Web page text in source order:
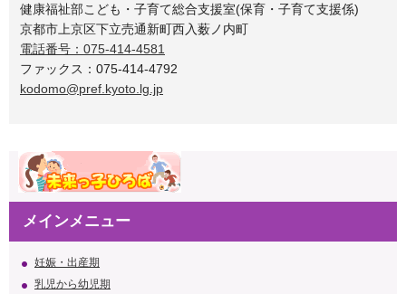
健康福祉部こども・子育て総合支援室(保育・子育て支援係)
京都市上京区下立売通新町西入薮ノ内町
電話番号：075-414-4581
ファックス：075-414-4792
kodomo@pref.kyoto.lg.jp
メインメニュー
妊娠・出産期
乳児から幼児期